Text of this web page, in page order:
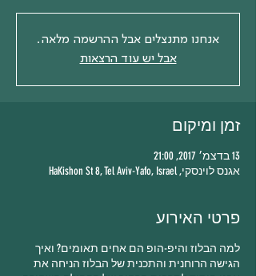
אנחנו מתנצלים אבל ההרשמה מלאה.
אבל יש עוד הרצאות
זמן ומיקום
13 בדצמ׳ 2017, 21:00
אגנס לוינסקי, HaKishon St 8, Tel Aviv-Yafo, Israel
פרטי האירוע
למה הבלוז והיפ-הופ הם אחים תאומים? ואיך
הגישה הרוחנית והתכנית של הבלוז הניחה את